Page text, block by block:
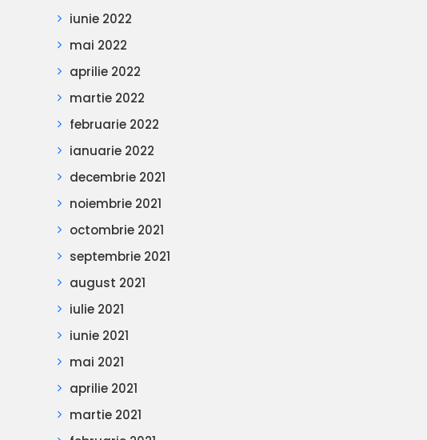
iunie 2022
mai 2022
aprilie 2022
martie 2022
februarie 2022
ianuarie 2022
decembrie 2021
noiembrie 2021
octombrie 2021
septembrie 2021
august 2021
iulie 2021
iunie 2021
mai 2021
aprilie 2021
martie 2021